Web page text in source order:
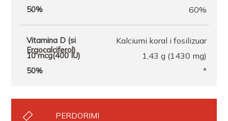
60%
Kalciumi koral i fosilizuar
1,43 g (1430 mg)
*
PERDORIMI